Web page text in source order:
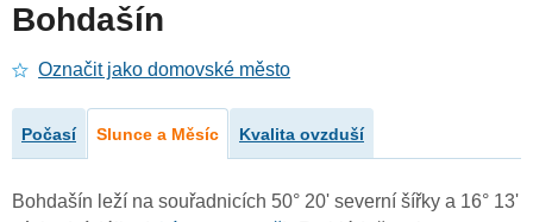
Bohdašín
Označit jako domovské město
Počasí Slunce a Měsíc Kvalita ovzduší
Bohdašín leží na souřadnicích 50° 20' severní šířky a 16° 13'